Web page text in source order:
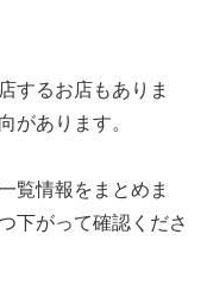
するお店もありま
があります。
覧情報をまとめま
下がって確認くださ